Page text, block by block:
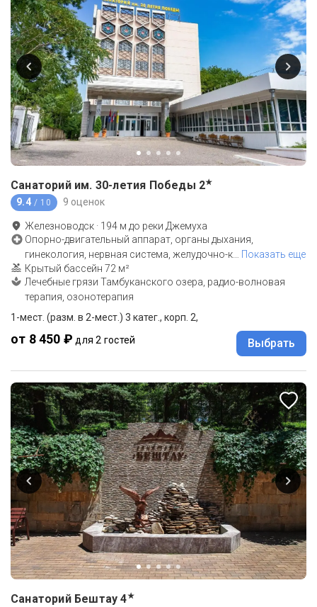
Санаторий им. 30-летия Победы 2★
9.4 / 10 9 оценок
Железноводск · 194 м до реки Джемуха
Опорно-двигательный аппарат, органы дыхания,
гинекология, нервная система, желудочно-к
Показать еще
Крытый бассейн 72 м²
Лечебные грязи Тамбуканского озера, радио-волновая
терапия, озонотерапия
1-мест. (разм. в 2-мест.) 3 катег., корп. 2,
от 8 450 ₽ для 2 гостей Выбрать
Санаторий Бештау 4★